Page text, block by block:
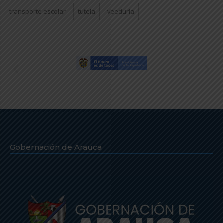
transporte escolar tutela veeduría
Gobernación de Arauca